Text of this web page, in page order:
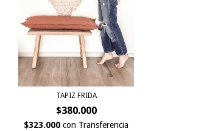
TAPIZ FRIDA
$380.000
$323.000con Transferencia